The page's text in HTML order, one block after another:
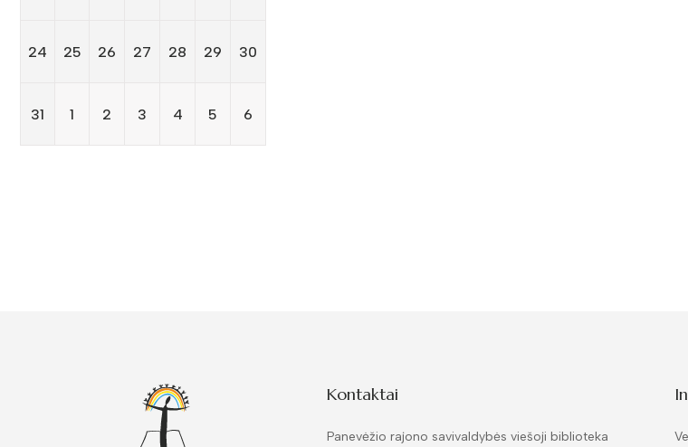
24 25 26 27 28 29 30
31 1 2 3 4 5 6
Kontaktai
Panevėžio rajono savivaldybės viešoji biblioteka